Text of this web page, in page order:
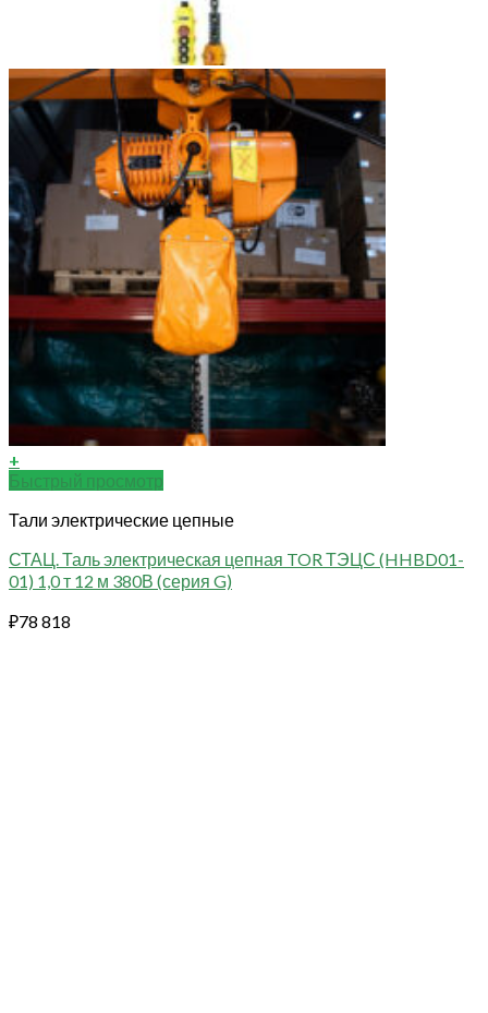
+
Быстрый просмотр
Тали электрические цепные
СТАЦ. Таль электрическая цепная TOR ТЭЦС (HHBD01-
01) 1,0 т 12 м 380В (серия G)
₽78 818